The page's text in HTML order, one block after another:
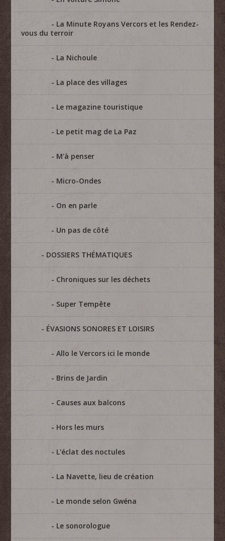
La Minute Royans Vercors et les Rendez-
vous du terroir
La Nichoule
La place des villages
Le magazine touristique
Le petit mag de La Paz
M'à penser
Micro-Ondes
On en parle
Un pas de côté
DOSSIERS THÉMATIQUES
Chroniques sur les déchets
Super Tempête
ÉVASIONS SONORES ET LOISIRS
Allo le Vercors ici le monde
Brins de Jardin
Causes aux balcons
Hors les murs
L'éclat des noctules
La Navette, lieu de création
Le monde selon Gwéna
Le sonorologue